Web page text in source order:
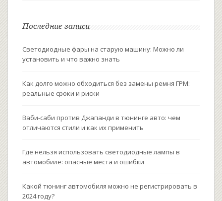
Последние записи
Светодиодные фары на старую машину: Можно ли
установить и что важно знать
Как долго можно обходиться без замены ремня ГРМ:
реальные сроки и риски
Ваби-саби против Джапанди в тюнинге авто: чем
отличаются стили и как их применить
Где нельзя использовать светодиодные лампы в
автомобиле: опасные места и ошибки
Какой тюнинг автомобиля можно не регистрировать в
2024 году?